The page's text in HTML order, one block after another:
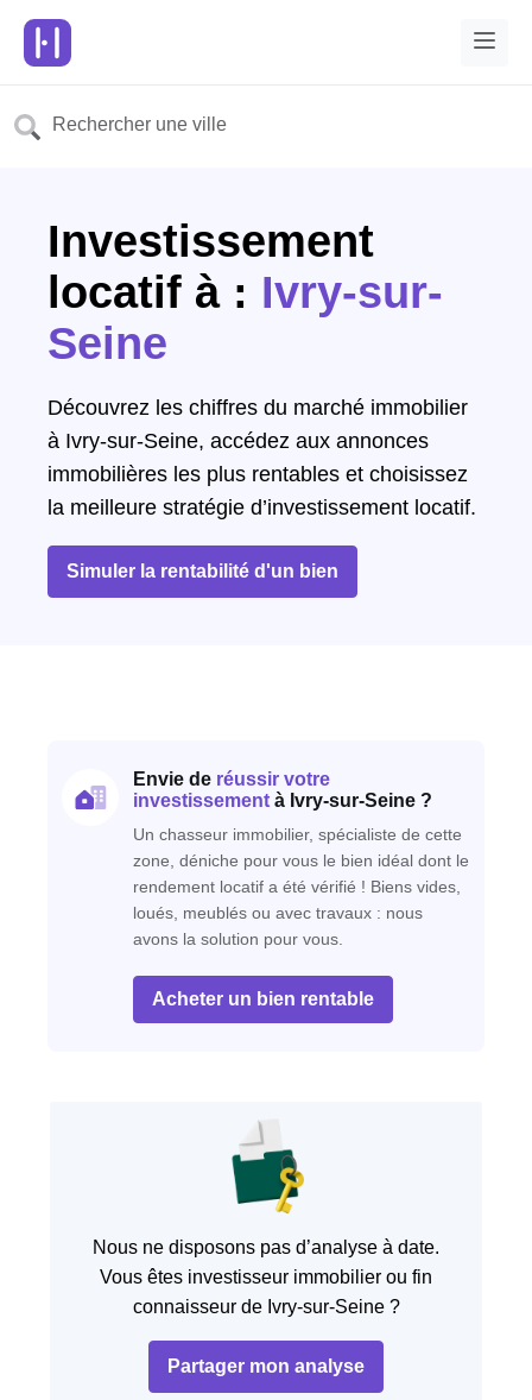
Investissement
locatif à : Ivry-sur-
Seine
Découvrez les chiffres du marché immobilier
à Ivry-sur-Seine, accédez aux annonces
immobilières les plus rentables et choisissez
la meilleure stratégie d’investissement locatif.
Simuler la rentabilité d'un bien
Envie de réussir votre
investissement à Ivry-sur-Seine ?
Un chasseur immobilier, spécialiste de cette
zone, déniche pour vous le bien idéal dont le
rendement locatif a été vérifié ! Biens vides,
loués, meublés ou avec travaux : nous
avons la solution pour vous.
Acheter un bien rentable
Nous ne disposons pas d’analyse à date.
Vous êtes investisseur immobilier ou fin
connaisseur de Ivry-sur-Seine ?
Partager mon analyse